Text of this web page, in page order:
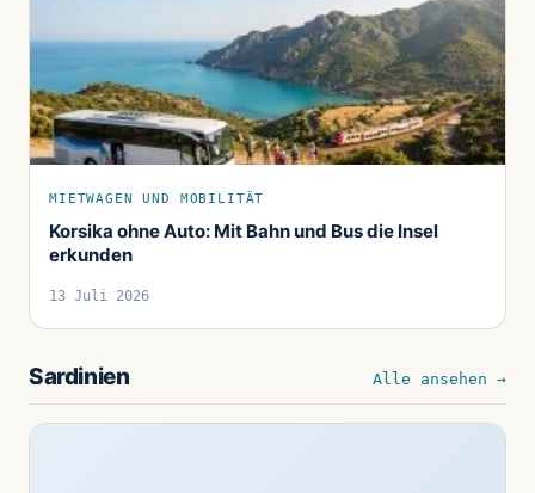
MIETWAGEN UND MOBILITÄT
Korsika ohne Auto: Mit Bahn und Bus die Insel
erkunden
13 Juli 2026
Sardinien Alle ansehen →